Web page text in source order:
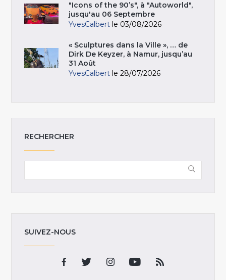
"Icons of the 90’s", à "Autoworld",
jusqu'au 06 Septembre
YvesCalbert le 03/08/2026
« Sculptures dans la Ville », … de
Dirk De Keyzer, à Namur, jusqu’au
31 Août
YvesCalbert le 28/07/2026
RECHERCHER
SUIVEZ-NOUS